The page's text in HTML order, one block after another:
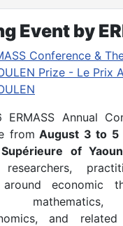
Event by
Conference &
Prize - Le Prix
ERMASS Annual
from August 3 to 5
of
economic
and